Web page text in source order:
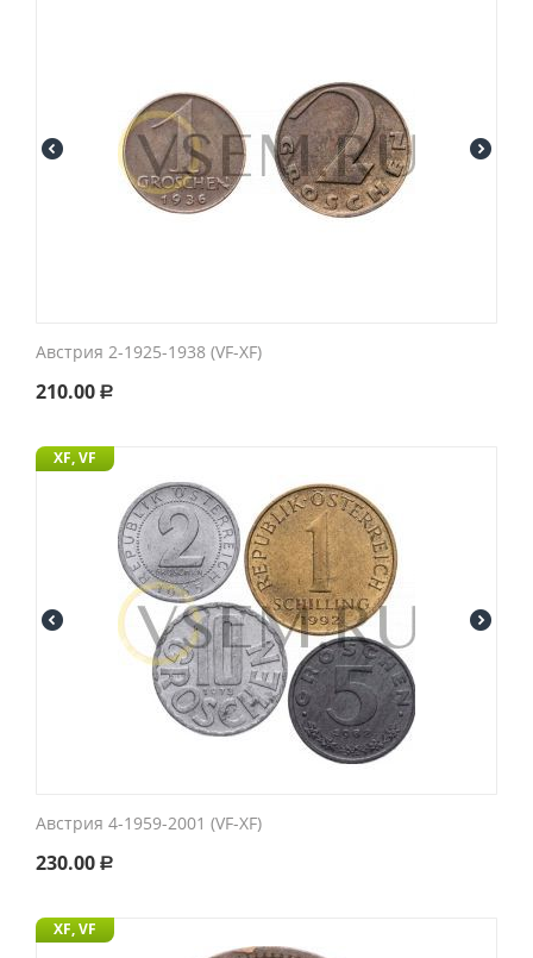
Австрия 2-1925-1938 (VF-XF)
210.00 Р
XF, VF
Австрия 4-1959-2001 (VF-XF)
230.00 Р
XF, VF